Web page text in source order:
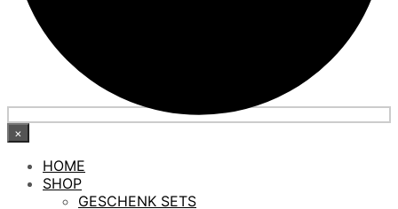
×
HOME
SHOP
GESCHENK SETS